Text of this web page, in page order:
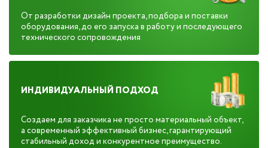
От разработки дизайн проекта, подбора и поставки
оборудования, до его запуска в работу и последующего
технического сопровождения
ИНДИВИДУАЛЬНЫЙ ПОДХОД
Создаем для заказчика не просто материальный объект,
а современный эффективный бизнес, гарантирующий
стабильный доход и конкурентное преимущество.